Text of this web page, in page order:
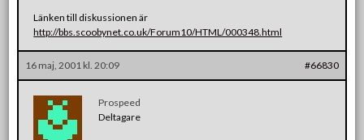
Länken till diskussionen är
http://bbs.scoobynet.co.uk/Forum10/HTML/000348.html
16 maj, 2001 kl. 20:09 #66830
Prospeed
Deltagare